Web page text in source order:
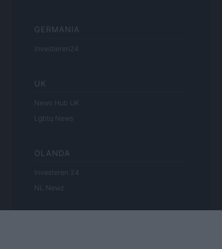
GERMANIA
Investieren24
UK
News Hub UK
Lgbtq News
OLANDA
Investeren 24
NL Newz